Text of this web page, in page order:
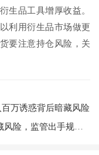
生品工具增厚收益。
利用衍生品市场做更
要注意持仓风险，关
万诱惑背后暗藏风险
出手规范场外配资市场